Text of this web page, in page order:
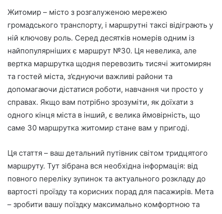
Житомир – місто з розгалуженою мережею
громадського транспорту, і маршрутні таксі відіграють у
ній ключову роль. Серед десятків номерів одним із
найпопулярніших є маршрут №30. Ця невелика, але
вертка маршрутка щодня перевозить тисячі житомирян
та гостей міста, з’єднуючи важливі райони та
допомагаючи дістатися роботи, навчання чи просто у
справах. Якщо вам потрібно зрозуміти, як доїхати з
одного кінця міста в інший, є велика ймовірність, що
саме 30 маршрутка житомир стане вам у пригоді.
Ця стаття – ваш детальний путівник світом тридцятого
маршруту. Тут зібрана вся необхідна інформація: від
повного переліку зупинок та актуального розкладу до
вартості проїзду та корисних порад для пасажирів. Мета
– зробити вашу поїздку максимально комфортною та